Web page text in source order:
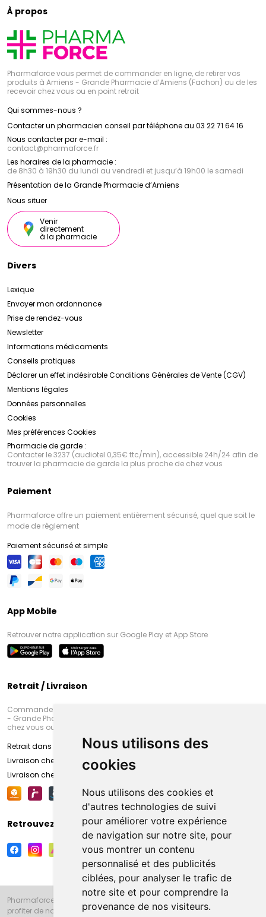
Nous utilisons des
cookies
Nous utilisons des cookies et
d'autres technologies de suivi
pour améliorer votre expérience
de navigation sur notre site, pour
vous montrer un contenu
personnalisé et des publicités
ciblées, pour analyser le trafic de
notre site et pour comprendre la
provenance de nos visiteurs.
À propos
Pharmaforce vous permet de commander en ligne, de retirer vos
produits à Amiens - Grande Pharmacie d’Amiens (Fachon) ou de les
recevoir chez vous ou en point retrait
Qui sommes-nous ?
Contacter un pharmacien conseil par téléphone au 03 22 71 64 16
Nous contacter par e-mail :
contact@pharmaforce.fr
Les horaires de la pharmacie :
de 8h30 à 19h30 du lundi au vendredi et jusqu’à 19h00 le samedi
Présentation de la Grande Pharmacie d’Amiens
Nous situer
Venir
directement
à la pharmacie
Divers
Lexique
Envoyer mon ordonnance
Prise de rendez-vous
Newsletter
Informations médicaments
Conseils pratiques
Déclarer un effet indésirableConditions Générales de Vente (CGV)
Mentions légales
Données personnelles
Cookies
Mes préférences Cookies
Pharmacie de garde :
Contacter le 3237 (audiotel 0,35€ ttc/min), accessible 24h/24 afin de
trouver la pharmacie de garde la plus proche de chez vous
Paiement
Pharmaforce offre un paiement entièrement sécurisé, quel que soit le
mode de règlement
Paiement sécurisé et simple
App Mobile
Retrouver notre application sur Google Play et App Store
Retrait / Livraison
Commandez en ligne et venez chercher votre commande à Amiens
- Grande Pharmacie d’Amiens (Fachon) ou recevez-là rapidement
chez vous ou en point retrait
Retrait dans la pharmacie d’Amiens
Livraison chez vous
Livraison chez votre commerçant
Retrouvez-nous sur vos réseaux sociaux
Pharmaforce.fr et la Grande Pharmacie d’Amiens vous souhaitent de
profiter de notre accueil, de nos conseils pharmaceutiques,